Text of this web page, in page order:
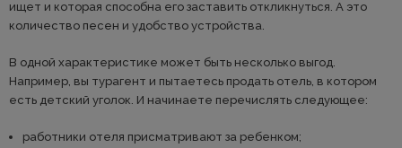
ищет и которая способна его заставить откликнуться. А это
количество песен и удобство устройства.
В одной характеристике может быть несколько выгод.
Например, вы турагент и пытаетесь продать отель, в котором
есть детский уголок. И начинаете перечислять следующее:
работники отеля присматривают за ребенком;